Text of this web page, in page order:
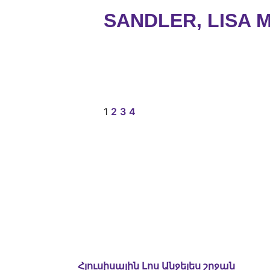
SANDLER, LISA
1 2 3 4
Հյուսիսային Լոս Անջելես շրջան